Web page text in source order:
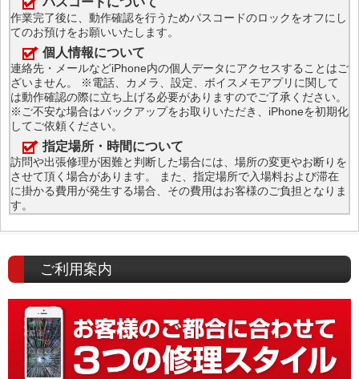
作業完了後に、動作確認を行うためパスコードのロックをオフにし
てのお預けをお願いいたします。
個人情報について
連絡先・メールなどiPhone内の個人データにアクセスすることはご
ざいません。 ※電話、カメラ、設定、ボイスメモアプリに関して
は動作確認の際に立ち上げる必要がありますのでご了承ください。
※ご不安な場合はバックアップをお取りいただき、iPhoneを初期化
してご依頼ください。
指定場所・時間について
訪問や出張修理が困難と判断した場合には、場所の変更やお断りを
させて頂く場合があります。 また、指定場所で入場料および滞在
に掛かる費用が発生する場合、その費用はお客様のご負担となりま
す。
ご利用案内